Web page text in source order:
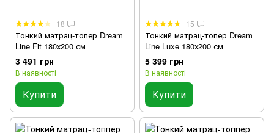
18
Тонкий матрац-топер Dream
Line Fit 180х200 см
3 491 грн
В наявності
Купити
15
Тонкий матрац-топер Dream
Line Luxe 180х200 см
5 399 грн
В наявності
Купити